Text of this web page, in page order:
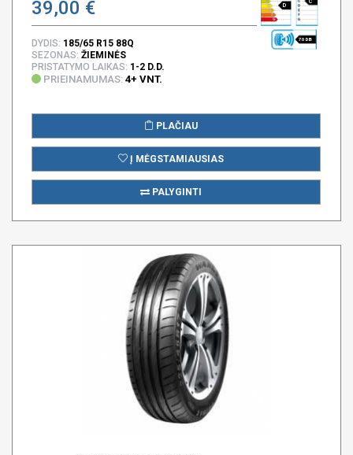
39,00 € D
70 DB
DYDIS: 185/65 R15 88Q
SEZONAS: ŽIEMINĖS
PRISTATYMO LAIKAS: 1-2 D.D.
PRIEINAMUMAS: 4+ VNT.
PLAČIAU
Į MĖGSTAMIAUSIAS
PALYGINTI